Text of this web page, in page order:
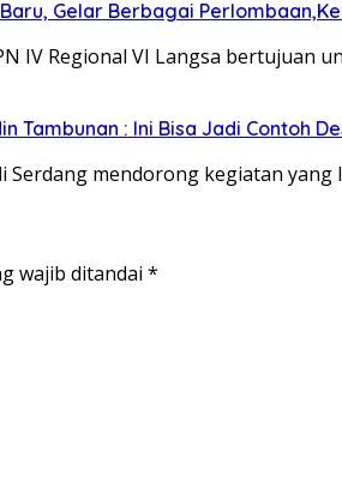
Gelar Berbagai
IV Regional VI Langsa bertujuan
Tambunan : Ini Bisa Jadi Contoh
mendorong kegiatan
wajib ditandai *